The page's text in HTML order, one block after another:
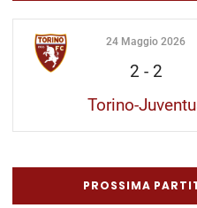
24 Maggio 2026
2 - 2
Torino-
PROSSIMA